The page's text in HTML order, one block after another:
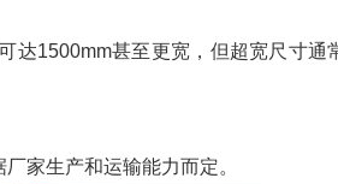
达1500mm甚至更宽，但超宽尺寸通
家生产和运输能力而定。